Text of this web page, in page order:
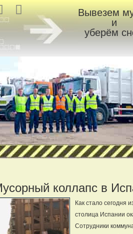
Вывезем
и
уберём
коллапс в
Как стало сегодня
столица Испании
Сотрудники